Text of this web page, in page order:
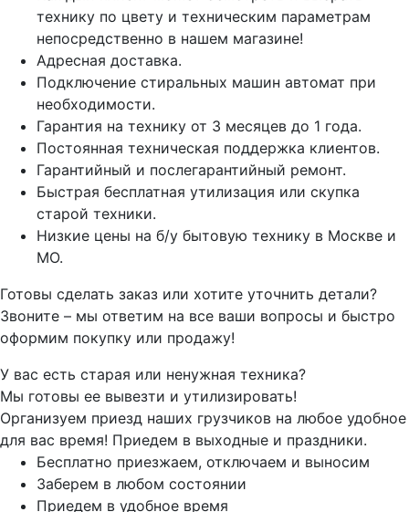
технику по цвету и техническим параметрам
непосредственно в нашем магазине!
Адресная доставка.
Подключение стиральных машин автомат при
необходимости.
Гарантия на технику от 3 месяцев до 1 года.
Постоянная техническая поддержка клиентов.
Гарантийный и послегарантийный ремонт.
Быстрая бесплатная утилизация или скупка
старой техники.
Низкие цены на б/у бытовую технику в Москве и
МО.
Готовы сделать заказ или хотите уточнить детали?
Звоните – мы ответим на все ваши вопросы и быстро
оформим покупку или продажу!
У вас есть старая или ненужная техника?
Мы готовы ее вывезти и утилизировать!
Организуем приезд наших грузчиков на любое удобное
для вас время! Приедем в выходные и праздники.
Бесплатно приезжаем, отключаем и выносим
Заберем в любом состоянии
Приедем в удобное время